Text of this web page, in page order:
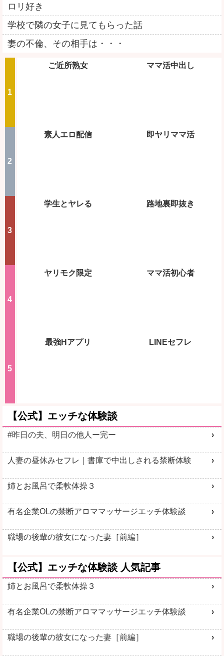
ロリ好き
学校で隣の女子に見てもらった話
妻の不倫、その相手は・・・
ご近所熟女 ママ活中出し
素人エロ配信 即ヤリママ活
学生とヤレる 路地裏即抜き
ヤリモク限定 ママ活初心者
最強Hアプリ LINEセフレ
【公式】エッチな体験談
#昨日の夫、明日の他人ー完ー
人妻の昼休みセフレ｜書庫で中出しされる禁断体験
姉とお風呂で柔軟体操３
有名企業OLの禁断アロママッサージエッチ体験談
職場の後輩の彼女になった妻［前編］
【公式】エッチな体験談 人気記事
姉とお風呂で柔軟体操３
有名企業OLの禁断アロママッサージエッチ体験談
職場の後輩の彼女になった妻［前編］